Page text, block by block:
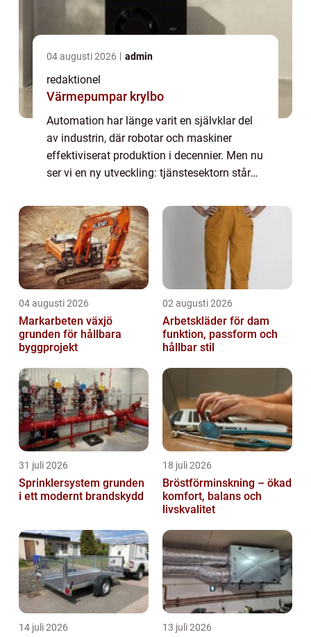
04 augusti 2026 admin
redaktionel
Värmepumpar krylbo
Automation har länge varit en självklar del
av industrin, där robotar och maskiner
effektiviserat produktion i decennier. Men nu
ser vi en ny utveckling: tjänstesektorn står
04 augusti 2026
Markarbeten växjö
grunden för hållbara
byggprojekt
02 augusti 2026
Arbetskläder för dam
funktion, passform och
hållbar stil
31 juli 2026
Sprinklersystem grunden
i ett modernt brandskydd
18 juli 2026
Bröstförminskning – ökad
komfort, balans och
livskvalitet
14 juli 2026 13 juli 2026